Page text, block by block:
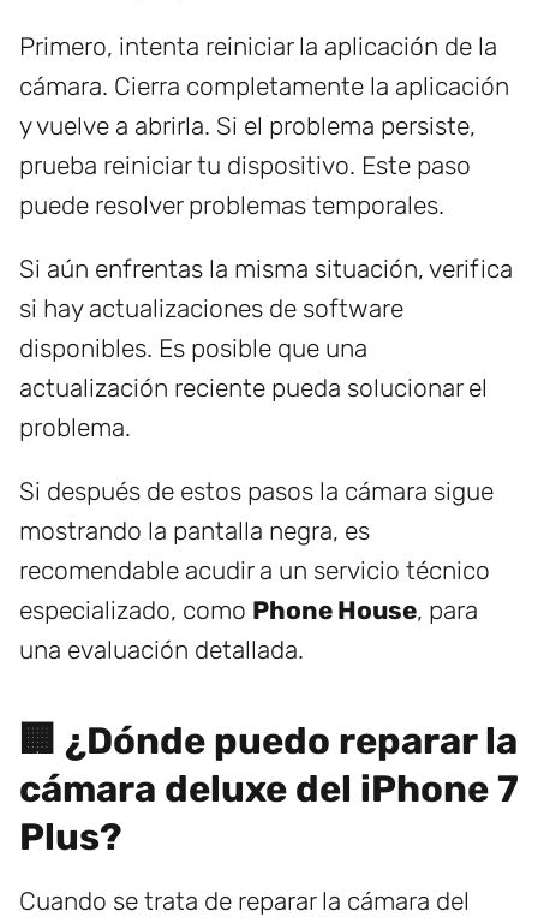
Primero, intenta reiniciar la aplicación de la
cámara. Cierra completamente la aplicación
y vuelve a abrirla. Si el problema persiste,
prueba reiniciar tu dispositivo. Este paso
puede resolver problemas temporales.
Si aún enfrentas la misma situación, verifica
si hay actualizaciones de software
disponibles. Es posible que una
actualización reciente pueda solucionar el
problema.
Si después de estos pasos la cámara sigue
mostrando la pantalla negra, es
recomendable acudir a un servicio técnico
especializado, como Phone House, para
una evaluación detallada.
🏢 ¿Dónde puedo reparar la
cámara deluxe del iPhone 7
Plus?
Cuando se trata de reparar la cámara del